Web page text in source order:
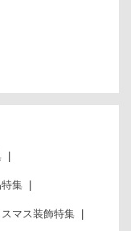
特集
スマス装飾特集